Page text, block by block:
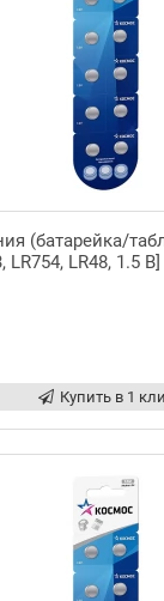
(батарейка/
LR48, 1.5 В]
Купить в 1